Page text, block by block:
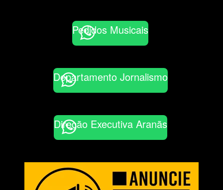
Pedidos Musicais
Departamento Jornalismo
Direção Executiva Aranãs